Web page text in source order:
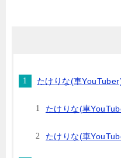
たけりな(車
たけりな(車
たけりな(車